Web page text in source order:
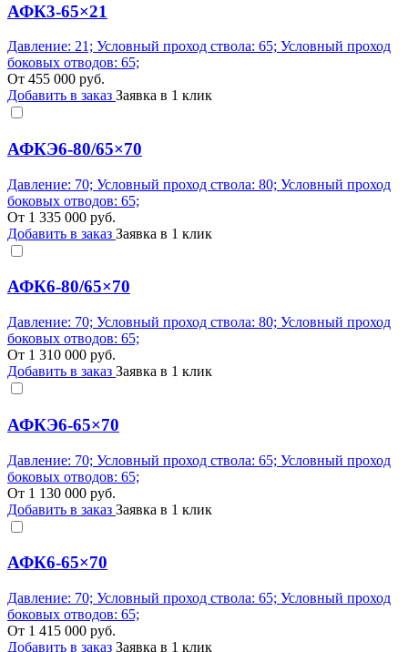
АФК3-65×21
Давление: 21; Условный проход ствола: 65; Условный проход
боковых отводов: 65;
От 455 000 руб.
Добавить в заказ Заявка в 1 клик
АФКЭ6-80/65×70
Давление: 70; Условный проход ствола: 80; Условный проход
боковых отводов: 65;
От 1 335 000 руб.
Добавить в заказ Заявка в 1 клик
АФК6-80/65×70
Давление: 70; Условный проход ствола: 80; Условный проход
боковых отводов: 65;
От 1 310 000 руб.
Добавить в заказ Заявка в 1 клик
АФКЭ6-65×70
Давление: 70; Условный проход ствола: 65; Условный проход
боковых отводов: 65;
От 1 130 000 руб.
Добавить в заказ Заявка в 1 клик
АФК6-65×70
Давление: 70; Условный проход ствола: 65; Условный проход
боковых отводов: 65;
От 1 415 000 руб.
Добавить в заказ Заявка в 1 клик